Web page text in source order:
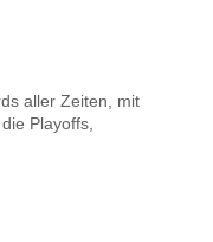
aller Zeiten, mit
Playoffs,